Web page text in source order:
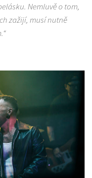
Nemluvě o tom,
zažijí, musí nutně